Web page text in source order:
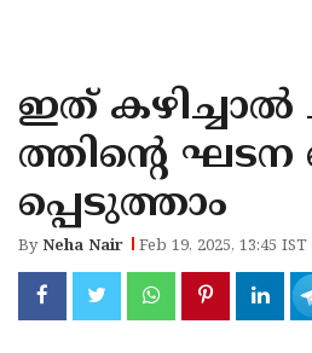
KANNUR
KASARAGOD
ഇത് കഴിച്ചാൽ
ത്തിന്റെ ഘടന
പ്പെടുത്താം
ByNeha Nair Feb 19, 2025, 13:45 IST